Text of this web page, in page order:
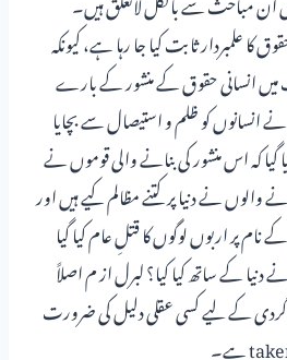
علمبردار ثابت کیا جا رہا ہے، کیونکہ
انسانی حقوق کے منشور کے بارے
انسانوں کو ظلم و استیصال سے بچایا
گیا کہ اس منشور کی بنانے والی قوموں نے
والوں نے دنیا پر کتنے مظالم کیے ہیں اور
پر اربوں لوگوں کا قتلِ عام کیا گیا
کے ساتھ کیا کیا؟ لبرل از م اصلاً
کے لیے کسی عقلی دلیل کی ضرورت